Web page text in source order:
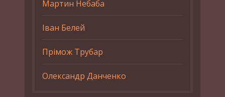
Мартин Небаба
Іван Белей
Прімож Трубар
Олександр Данченко